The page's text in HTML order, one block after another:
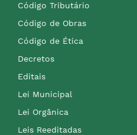
Código Tributário
Código de Obras
Código de Ética
Decretos
Editais
Lei Municipal
Lei Orgânica
Leis Reeditadas